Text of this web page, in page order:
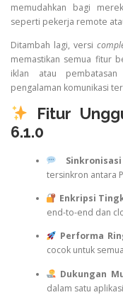
memudahkan bagi
seperti pekerja remote
Ditambah lagi, versi
memastikan semua fitur
iklan atau pembatasan
pengalaman komunikasi
Fitur
6.1.0
tersinkron antara
Enkripsi
end-to-end dan
Performa
cocok untuk
Dukungan
dalam satu